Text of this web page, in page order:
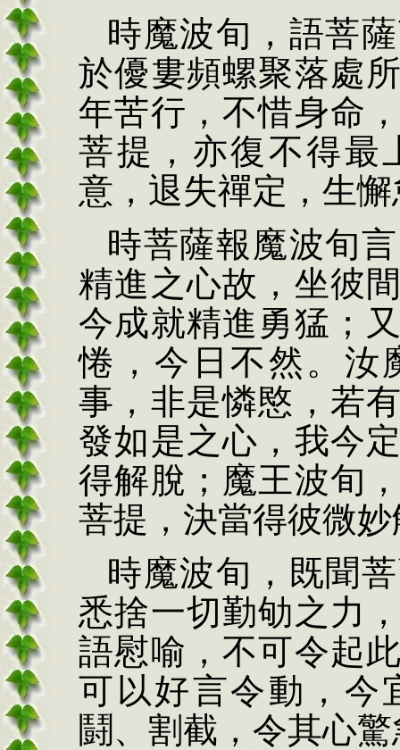
時魔波旬，語菩
於優婁頻螺聚落處
年苦行，不惜身命
菩提，亦復不得最
意，退失禪定，生
時菩薩報魔波旬
精進之心故，坐彼
今成就精進勇猛；
惓，今日不然。汝
事，非是憐愍，若
發如是之心，我今
得解脫；魔王波旬
菩提，決當得彼微
時魔波旬，既聞
悉捨一切勤劬之力
語慰喻，不可令起
可以好言令動，今
鬪、割截，令其心